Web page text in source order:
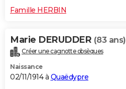
Famille HERBIN
Marie DERUDDER (83 ans)
Créer une cagnotte obsèques
Naissance
02/11/1914 à Quaëdypre